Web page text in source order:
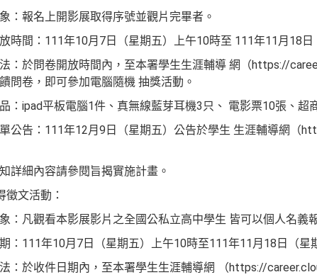
：報名上開影展取得序號並觀片完畢者。
時間：111年10月7日（星期五）上午10時至 111年11月18
：於問卷開放時間內，至本署學生生涯輔導 網（https://
問卷，即可參加電腦隨機 抽獎活動。
：ipad平板電腦1件、真無線藍芽耳機3只、 電影票10張、超
公告：111年12月9日（星期五）公告於學生 生涯輔導網（
詳細內容請參閱旨揭實施計畫。
徵文活動：
：凡觀看本影展影片之全國公私立高中學生 皆可以個人名義
：111年10月7日（星期五）上午10時至111年11月18日（星
：於收件日期內，至本署學生生涯輔導網 （https://